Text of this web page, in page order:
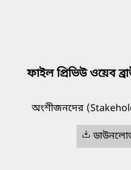
ফাইল প্রিভিউ ওয়েব
অংশীজনদের